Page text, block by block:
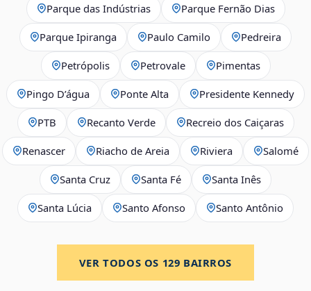
Parque das Indústrias Parque Fernão Dias
Parque Ipiranga Paulo Camilo Pedreira
Petrópolis Petrovale Pimentas
Pingo D’água Ponte Alta Presidente Kennedy
PTB Recanto Verde Recreio dos Caiçaras
Renascer Riacho de Areia Riviera Salomé
Santa Cruz Santa Fé Santa Inês
Santa Lúcia Santo Afonso Santo Antônio
VER TODOS OS 129 BAIRROS